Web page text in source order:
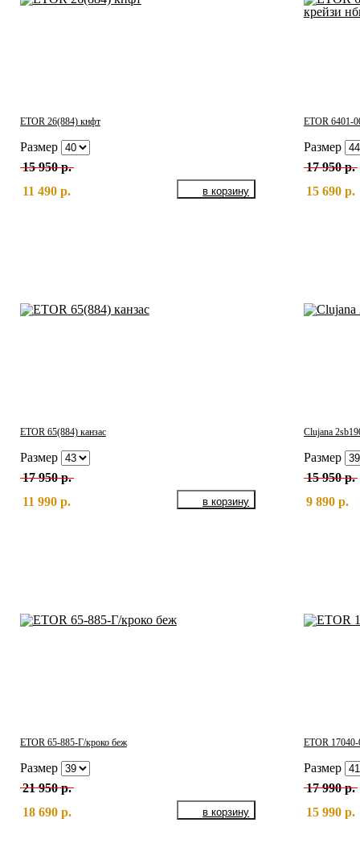
ETOR 26(884) кнфт
Размер
15 950 р.
11 490 р.
ETOR 6401-
Размер
17 950 р.
15 690 р.
ETOR 65(884) канзас
Размер
17 950 р.
11 990 р.
Clujana
Размер
15 950 р.
9 890 р.
ETOR 65-885-Г/кроко беж
Размер
21 950 р.
18 690 р.
ETOR
Размер
17 990 р.
15 990 р.